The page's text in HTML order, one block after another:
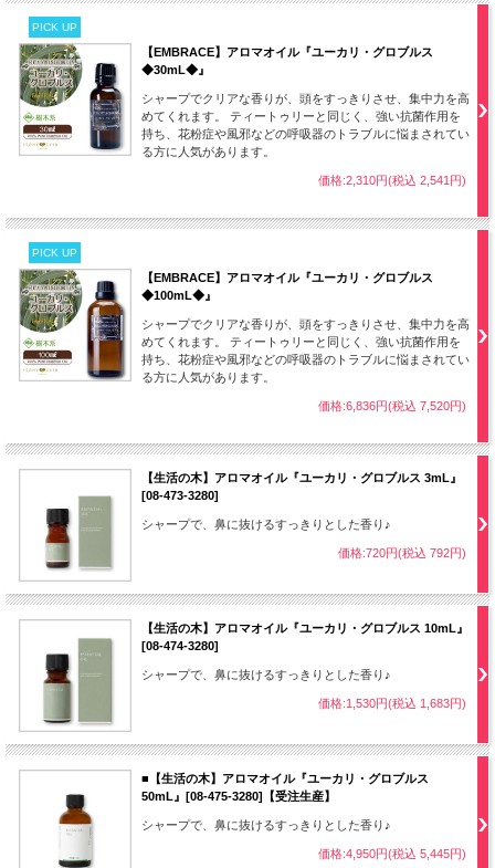
PICK UP
【EMBRACE】アロマオイル『ユーカリ・グロブルス
◆30mL◆』
シャープでクリアな香りが、頭をすっきりさせ、集中力を高
めてくれます。 ティートゥリーと同じく、強い抗菌作用を
持ち、花粉症や風邪などの呼吸器のトラブルに悩まされてい
る方に人気があります。
価格:2,310円(税込 2,541円)
PICK UP
【EMBRACE】アロマオイル『ユーカリ・グロブルス
◆100mL◆』
シャープでクリアな香りが、頭をすっきりさせ、集中力を高
めてくれます。 ティートゥリーと同じく、強い抗菌作用を
持ち、花粉症や風邪などの呼吸器のトラブルに悩まされてい
る方に人気があります。
価格:6,836円(税込 7,520円)
【生活の木】アロマオイル『ユーカリ・グロブルス 3mL』
[08-473-3280]
シャープで、鼻に抜けるすっきりとした香り♪
価格:720円(税込 792円)
【生活の木】アロマオイル『ユーカリ・グロブルス 10mL』
[08-474-3280]
シャープで、鼻に抜けるすっきりとした香り♪
価格:1,530円(税込 1,683円)
■【生活の木】アロマオイル『ユーカリ・グロブルス
50mL』[08-475-3280]【受注生産】
シャープで、鼻に抜けるすっきりとした香り♪
価格:4,950円(税込 5,445円)